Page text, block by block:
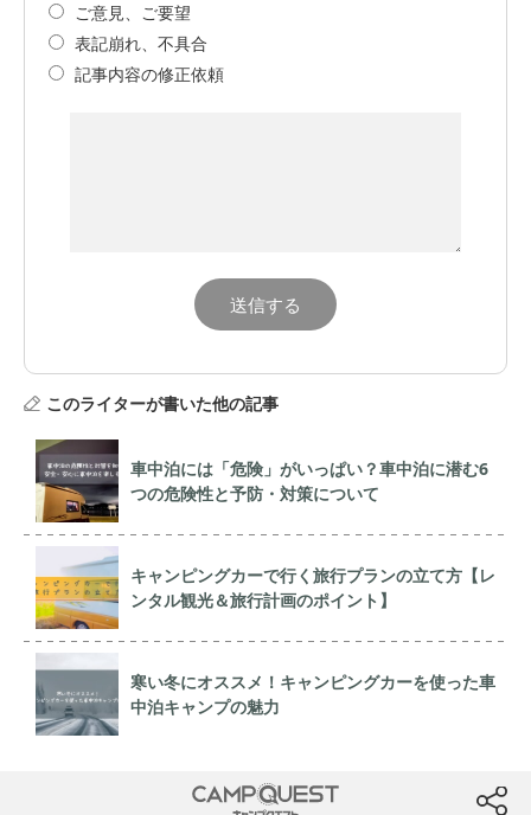
ご意見、ご要望
表記崩れ、不具合
記事内容の修正依頼
このライターが書いた他の記事
車中泊には「危険」がいっぱい？車中泊に潜む6
つの危険性と予防・対策について
キャンピングカーで行く旅行プランの立て方【レ
ンタル観光＆旅行計画のポイント】
寒い冬にオススメ！キャンピングカーを使った車
中泊キャンプの魅力
btn
CAMP QUEST